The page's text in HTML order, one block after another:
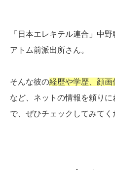
「日本エレキテル連合」中
アトム前派出所さん。
そんな彼の経歴や学歴、顔
など、ネットの情報を頼り
で、ぜひチェックしてみてく